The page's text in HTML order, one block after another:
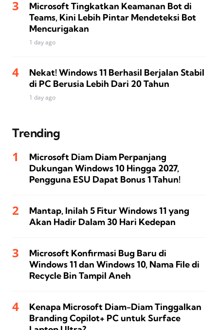
Microsoft Tingkatkan Keamanan Bot di
Teams, Kini Lebih Pintar Mendeteksi Bot
Mencurigakan
1 day ago
Nekat! Windows 11 Berhasil Berjalan Stabil
di PC Berusia Lebih Dari 20 Tahun
1 day ago
Trending
Microsoft Diam Diam Perpanjang
Dukungan Windows 10 Hingga 2027,
Pengguna ESU Dapat Bonus 1 Tahun!
Mantap, Inilah 5 Fitur Windows 11 yang
Akan Hadir Dalam 30 Hari Kedepan
Microsoft Konfirmasi Bug Baru di
Windows 11 dan Windows 10, Nama File di
Recycle Bin Tampil Aneh
Kenapa Microsoft Diam-Diam Tinggalkan
Branding Copilot+ PC untuk Surface